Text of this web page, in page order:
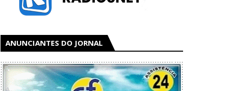
ANUNCIANTES DO JORNAL